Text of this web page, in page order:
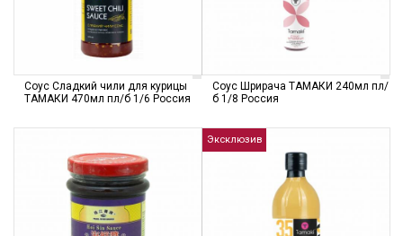
Соус Сладкий чили для курицы
ТАМАКИ 470мл пл/б 1/6 Россия
Соус Шрирача ТАМАКИ 240мл пл/
б 1/8 Россия
Эксклюзив